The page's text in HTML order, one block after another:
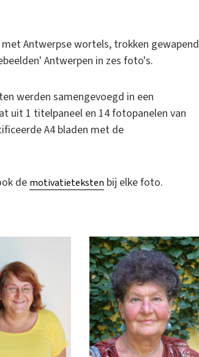
Antwerpse wortels, trokken gewapend
Antwerpen in zes foto's.
werden samengevoegd in een
uit 1 titelpaneel en 14 fotopanelen van
A4 bladen met de
de motivatieteksten bij elke foto.